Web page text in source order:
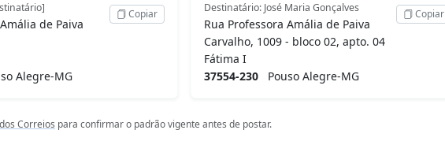
de Paiva
Alegre-MG
Copiar Destinatário: José Maria Gonçalves
Rua Professora Amália de Paiva
Carvalho, 1009 - bloco 02, apto. 04
Fátima I
37554-230 Pouso Alegre-MG
Copiar
Correios para confirmar o padrão vigente antes de postar.